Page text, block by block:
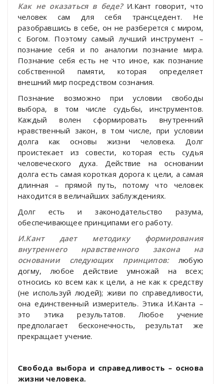
Как не оказаться в беде?И.Кант говорит, что
человек сам для себя трансцедент. Не
разобравшись в себе, он не разберется с миром,
с Богом. Поэтому самый лучший инструмент –
познание себя и по аналогии познание мира.
Познание себя есть не что иное, как познание
собственной памяти, которая определяет
внешний мир посредством сознания.
Познание возможно при условии свободы
выбора, в том числе судьбы, инструментов.
Каждый волен сформировать внутренний
нравственный закон, в том числе, при условии
долга как основы жизни человека. Долг
проистекает из совести, которая есть судья
человеческого духа. Действие на основании
долга есть самая короткая дорога к цели, а самая
длинная – прямой путь, потому что человек
находится в величайших заблуждениях.
Долг есть и законодательство разума,
обеспечивающее принципами его работу.
И.Кант дает методику формирования
внутреннего нравственного закона на
основании следующих принципов:любую
догму, любое действие умножай на всех;
относись ко всем как к цели, а не как к средству
(не используй людей); живи по справедливости,
она единственный измеритель. Этика И.Канта –
это этика результатов. Любое учение
предполагает бесконечность, результат же
прекращает учение.
Свобода выбора и справедливость – основа
жизни человека.